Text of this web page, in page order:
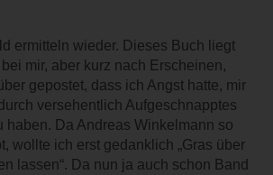
ermitteln wieder. Dieses Buch liegt
mir, aber kurz nach Erscheinen,
gepostet, dass ich Angst hatte, mir
versehentlich Aufgeschnapptes
haben. Da Andreas Winkelmann so
wollte ich erst gedanklich „Gras über
lassen“. Da nun ja auch schon Band